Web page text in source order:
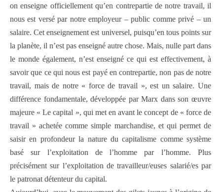
on enseigne officiellement qu’en contrepartie de notre travail, il
nous est versé par notre employeur – public comme privé – un
salaire. Cet enseignement est universel, puisqu’en tous points sur
la planète, il n’est pas enseigné autre chose. Mais, nulle part dans
le monde également, n’est enseigné ce qui est effectivement, à
savoir que ce qui nous est payé en contrepartie, non pas de notre
travail, mais de notre « force de travail », est un salaire. Une
différence fondamentale, développée par Marx dans son œuvre
majeure « Le capital », qui met en avant le concept de « force de
travail » achetée comme simple marchandise, et qui permet de
saisir en profondeur la nature du capitalisme comme système
basé sur l’exploitation de l’homme par l’homme. Plus
précisément sur l’exploitation de travailleur/euses salarié/es par
le patronat détenteur du capital.